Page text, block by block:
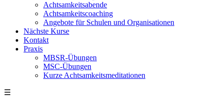
Achtsamkeitsabende
Achtsamkeitscoaching
Angebote für Schulen und Organisationen
Nächste Kurse
Kontakt
Praxis
MBSR-Übungen
MSC-Übungen
Kurze Achtsamkeitsmeditationen
☰